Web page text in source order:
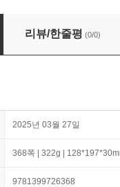
리뷰/한줄평 (0/0)
2025년 03월 27일
368쪽 | 322g |
9781399726368